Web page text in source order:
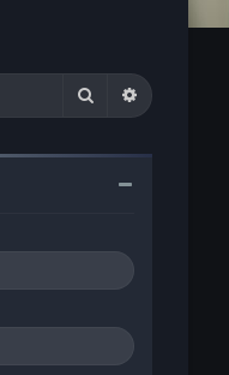
Rechercher